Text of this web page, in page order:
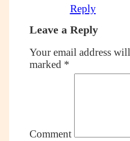
Reply
Leave a Reply
Your email address
marked *
Comment